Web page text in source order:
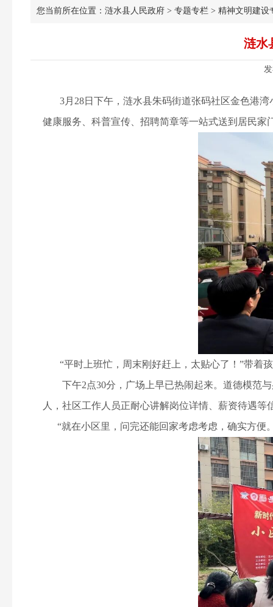
您当前所在位置： 涟水县人民政府 > 专题专栏 > 精神文明建设
涟水
3月28日下午，涟水县朱码街道张码社区金色港湾
健康服务、科普宣传、招聘简章等一站式送到居民家
“平时上班忙，周末刚好赶上，太贴心了！”带着
下午2点30分，广场上早已热闹起来。道德模范与
人，社区工作人员正耐心讲解岗位详情、薪资待遇
“就在小区里，问完还能回家考虑考虑，确实方便